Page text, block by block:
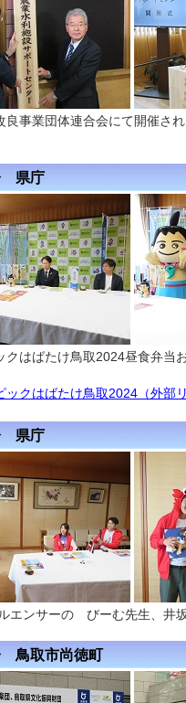
良事業団体連合会にて開催さ
県庁
クはばたけ鳥取2024昼食弁当
ックはばたけ鳥取2024 （外部
県庁
エンサーの びーむ先生、井
鳥取市尚徳町